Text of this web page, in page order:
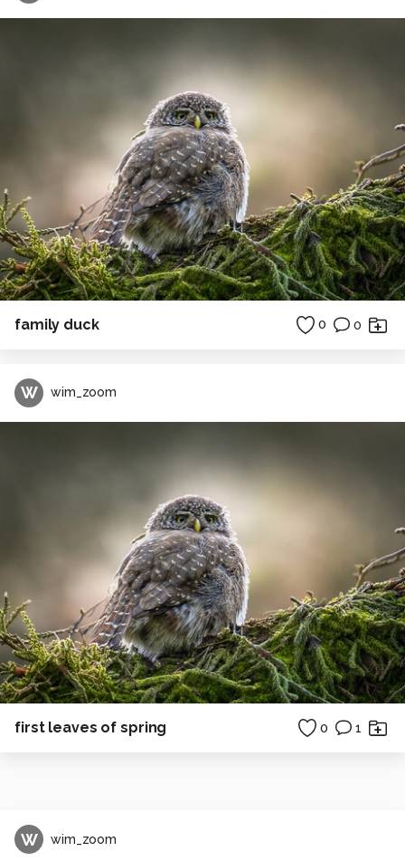
family duck 0 0
W wim_zoom
first leaves of spring 0 1
W wim_zoom